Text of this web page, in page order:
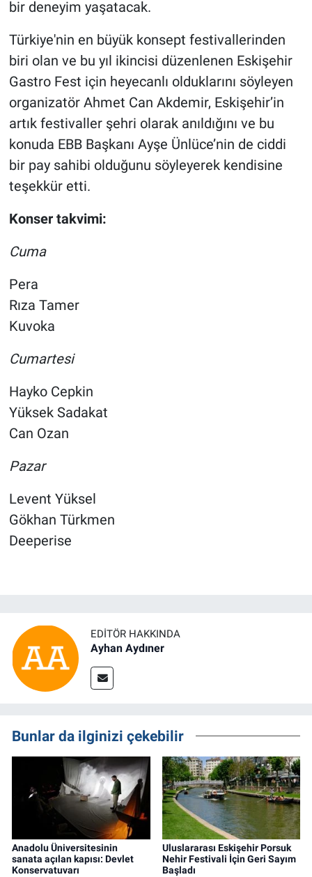
bir deneyim yaşatacak.
Türkiye'nin en büyük konsept festivallerinden
biri olan ve bu yıl ikincisi düzenlenen Eskişehir
Gastro Fest için heyecanlı olduklarını söyleyen
organizatör Ahmet Can Akdemir, Eskişehir’in
artık festivaller şehri olarak anıldığını ve bu
konuda EBB Başkanı Ayşe Ünlüce’nin de ciddi
bir pay sahibi olduğunu söyleyerek kendisine
teşekkür etti.
Konser takvimi:
Cuma
Pera
Rıza Tamer
Kuvoka
Cumartesi
Hayko Cepkin
Yüksek Sadakat
Can Ozan
Pazar
Levent Yüksel
Gökhan Türkmen
Deeperise
EDITÖR HAKKINDA
Ayhan Aydıner
Bunlar da ilginizi çekebilir
Anadolu Üniversitesinin
sanata açılan kapısı: Devlet
Konservatuvarı
Uluslararası Eskişehir Porsuk
Nehir Festivali İçin Geri Sayım
Başladı